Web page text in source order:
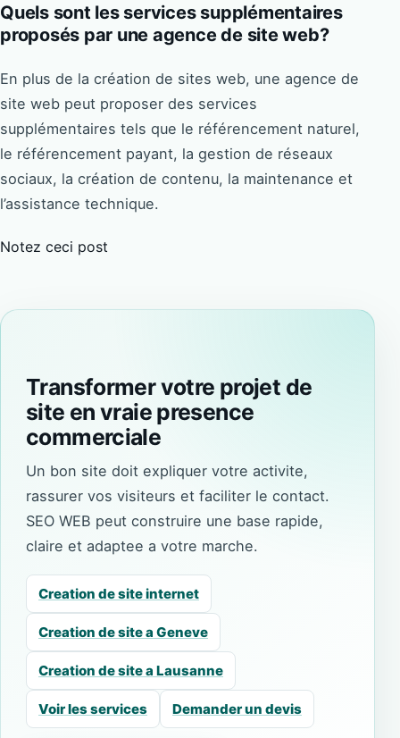
Quels sont les services supplémentaires
proposés par une agence de site web?
En plus de la création de sites web, une agence de
site web peut proposer des services
supplémentaires tels que le référencement naturel,
le référencement payant, la gestion de réseaux
sociaux, la création de contenu, la maintenance et
l’assistance technique.
Notez ceci post
Transformer votre projet de
site en vraie presence
commerciale
Un bon site doit expliquer votre activite,
rassurer vos visiteurs et faciliter le contact.
SEO WEB peut construire une base rapide,
claire et adaptee a votre marche.
Creation de site internet
Creation de site a Geneve
Creation de site a Lausanne
Voir les services Demander un devis